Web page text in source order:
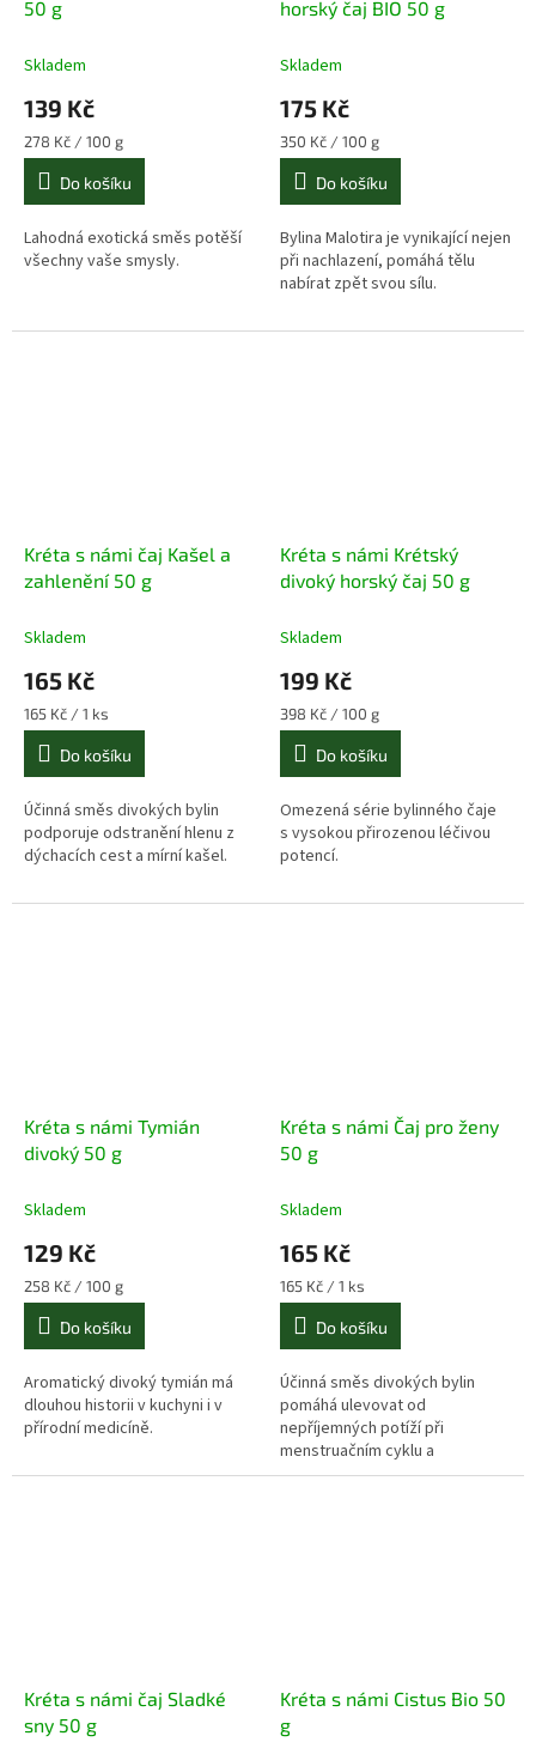
50 g
Skladem
139 Kč
Měrná
cena:
278 Kč / 100 g
Do košíku
Lahodná exotická směs potěší
všechny vaše smysly.
horský čaj BIO 50 g
Skladem
175 Kč
Měrná
cena:
350 Kč / 100 g
Do košíku
Bylina Malotira je vynikající nejen
při nachlazení, pomáhá tělu
nabírat zpět svou sílu.
Kréta s námi čaj Kašel a
zahlenění 50 g
Skladem
165 Kč
Měrná
cena:
165 Kč / 1 ks
Do košíku
Účinná směs divokých bylin
podporuje odstranění hlenu z
dýchacích cest a mírní kašel.
Kréta s námi Krétský
divoký horský čaj 50 g
Skladem
199 Kč
Měrná
cena:
398 Kč / 100 g
Do košíku
Omezená série bylinného čaje
s vysokou přirozenou léčivou
potencí.
Kréta s námi Tymián
divoký 50 g
Skladem
129 Kč
Měrná
cena:
258 Kč / 100 g
Do košíku
Aromatický divoký tymián má
dlouhou historii v kuchyni i v
přírodní medicíně.
Kréta s námi Čaj pro ženy
50 g
Skladem
165 Kč
Měrná
cena:
165 Kč / 1 ks
Do košíku
Účinná směs divokých bylin
pomáhá ulevovat od
nepříjemných potíží při
menstruačním cyklu a
menopazuze.
Kréta s námi čaj Sladké
sny 50 g
Kréta s námi Cistus Bio 50
g